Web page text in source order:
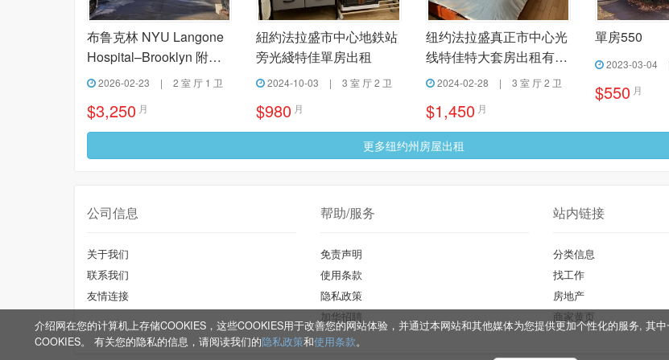
布鲁克林 NYU Langone
Hospital–Brooklyn 附近
两室一厅出租
2026-02-23 | 2 室 厅 1 卫
$3,250 月
紐約法拉盛市中心地鉄站
旁光綫特佳單房出租
2024-10-03 | 3 室 厅 2 卫
$980 月
纽约法拉盛真正市中心光
线特佳特大套房出租有电
梯2024-02-28 | 3 室 厅 2 卫
$1,450 月
單房550
2023-03-04
$550 月
更多纽约州房屋出租
介绍网在您的计算机上存储COOKIES，这些COOKIES用于改善您的网站体验，并通过本网站和其他媒体为您提供更加个性化的服务, 其
COOKIES。 有关您的隐私的信息，请阅读我们的隐私政策和使用条款。
公司信息
关于我们
联系我们
友情连接
帮助/服务
免责声明
使用条款
隐私政策
加华招聘
站内链接
分类信息
找工作
房地产
商家黄页